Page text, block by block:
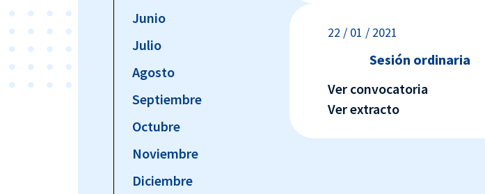
Junio
Julio
Agosto
Septiembre
Octubre
Noviembre
Diciembre
22 / 01 / 2021
Sesión ordinaria
Ver convocatoria
Ver extracto